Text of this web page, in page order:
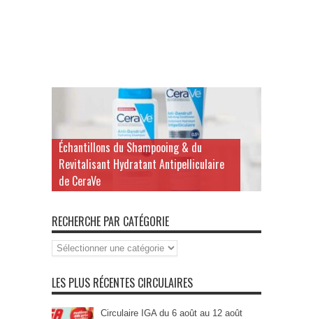
Échantillons du Shampooing & du
Revitalisant Hydratant Antipelliculaire
de CeraVe
RECHERCHE PAR CATÉGORIE
Recherche
par
LES PLUS RÉCENTES CIRCULAIRES
Circulaire IGA du 6 août au 12 août